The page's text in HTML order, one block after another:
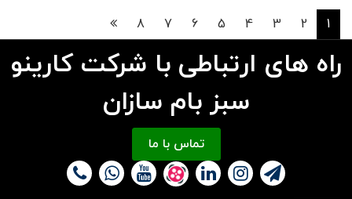
1
2
3
4
5
6
7
8
راه های ارتباطی با شرکت کارینو
سبز بام سازان
تماس با ما